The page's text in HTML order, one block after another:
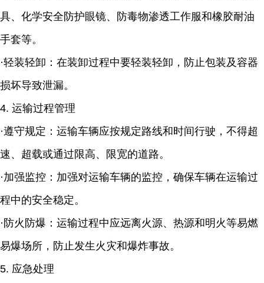
具、化学安全防护眼镜、防毒物渗透工作服和橡胶耐油
手套等。
·轻装轻卸：在装卸过程中要轻装轻卸，防止包装及容器
损坏导致泄漏。
4. 运输过程管理
·遵守规定：运输车辆应按规定路线和时间行驶，不得超
速、超载或通过限高、限宽的道路。
·加强监控：加强对运输车辆的监控，确保车辆在运输过
程中的安全稳定。
·防火防爆：运输过程中应远离火源、热源和明火等易燃
易爆场所，防止发生火灾和爆炸事故。
5. 应急处理